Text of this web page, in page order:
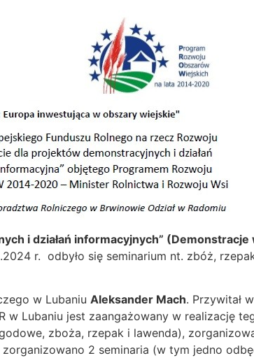
i działań informacyjnych”
r. odbyło się seminarium nt. zbóż,
w Lubaniu Aleksander Mach. Przywitał
Lubaniu jest zaangażowany w realizację
zboża, rzepak i lawenda),
2 seminaria (w tym jedno